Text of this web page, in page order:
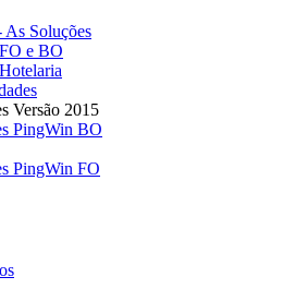
Soluções
e BO
Versão 2015
PingWin BO
PingWin FO